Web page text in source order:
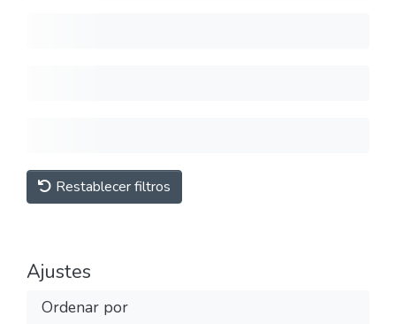
Restablecer filtros
Ajustes
Ordenar por